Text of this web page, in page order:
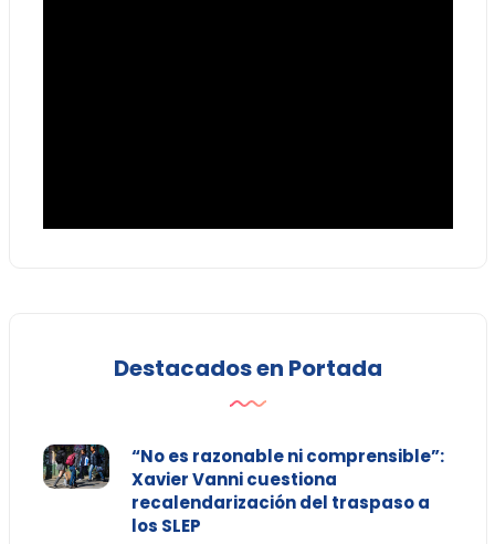
Destacados en Portada
“No es razonable ni comprensible”:
Xavier Vanni cuestiona
recalendarización del traspaso a
los SLEP